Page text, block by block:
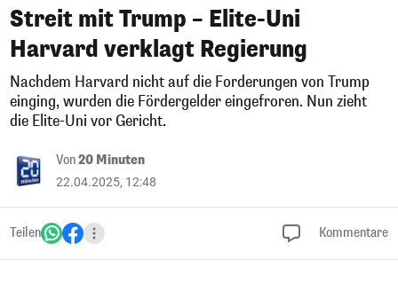
Streit mit Trump – Elite-Uni
Harvard verklagt Regierung
Nachdem Harvard nicht auf die Forderungen von Trump
einging, wurden die Fördergelder eingefroren. Nun zieht
die Elite-Uni vor Gericht.
Von20 Minuten
22.04.2025, 12:48
Teilen Kommentare